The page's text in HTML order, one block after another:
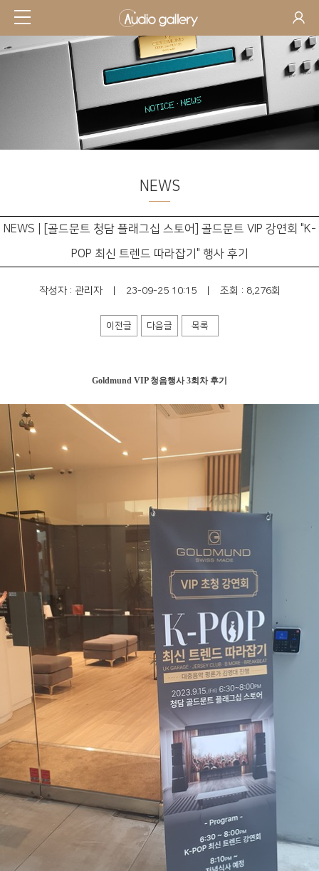
NEWS
NEWS | [골드문트 청담 플래그십 스토어] 골드문트 VIP 강연회 "K-
POP 최신 트렌드 따라잡기" 행사 후기
작성자 : 관리자 23-09-25 10:15 조회 : 8,276회
이전글 다음글 목록
Goldmund VIP 청음행사 3회차 후기